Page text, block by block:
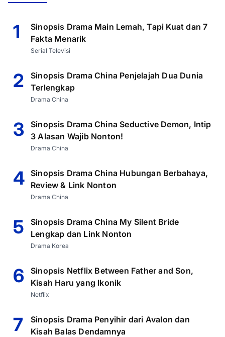
1
Sinopsis Drama Main Lemah, Tapi Kuat dan 7
Fakta Menarik
Serial Televisi
2
Sinopsis Drama China Penjelajah Dua Dunia
Terlengkap
Drama China
3
Sinopsis Drama China Seductive Demon, Intip
3 Alasan Wajib Nonton!
Drama China
4 Sinopsis Drama China Hubungan Berbahaya,
Review & Link Nonton
Drama China
5
Sinopsis Drama China My Silent Bride
Lengkap dan Link Nonton
Drama Korea
6
Sinopsis Netflix Between Father and Son,
Kisah Haru yang Ikonik
Netflix
7
Sinopsis Drama Penyihir dari Avalon dan
Kisah Balas Dendamnya